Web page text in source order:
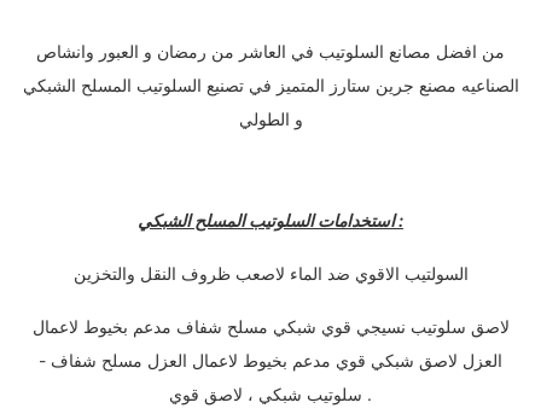
من افضل مصانع السلوتيب في العاشر من رمضان و العبور وانشاص
الصناعيه مصنع جرين ستارز المتميز في تصنيع السلوتيب المسلح الشبكي
و الطولي
استخدامات السلوتيب المسلح الشبكي :
السولتيب الاقوي ضد الماء لاصعب ظروف النقل والتخزين
لاصق سلوتيب نسيجي قوي شبكي مسلح شفاف مدعم بخيوط لاعمال
العزل لاصق شبكي قوي مدعم بخيوط لاعمال العزل مسلح شفاف -
سلوتيب شبكي ، لاصق قوي .